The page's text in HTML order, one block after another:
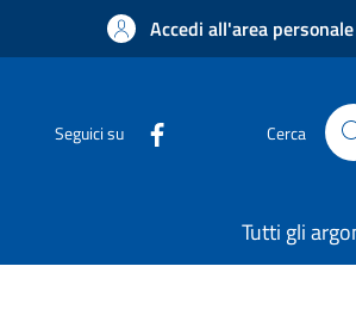
Accedi all'area personale
Seguici su Cerca
Tutti gli